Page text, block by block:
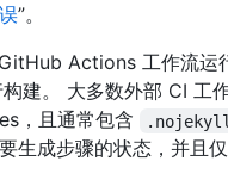
”。
Actions 工作流运
建。 大多数外部 CI 工
，且通常包含 .nojekyll
生成步骤的状态，并且